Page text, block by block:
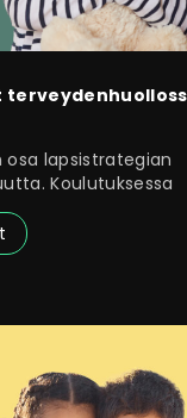
lapsistrategian
Koulutuksessa